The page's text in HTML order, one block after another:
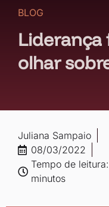
BLOG
Liderança
olhar
Juliana Sampaio
08/03/2022
Tempo de
minutos